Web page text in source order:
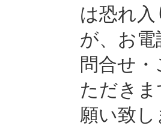
は恐れ
が、お
問合せ
ただき
願い致